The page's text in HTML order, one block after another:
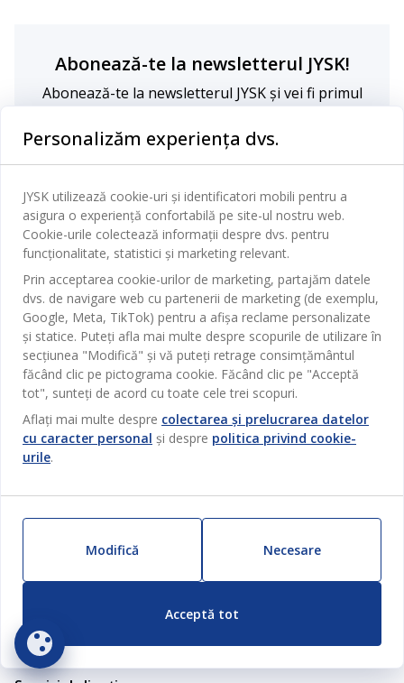
Abonează-te la newsletterul JYSK!
Abonează-te la newsletterul JYSK și vei fi primul
inspiraționale și informații exclusive despre
Mă abonez
Da, vreau să mă abonez la E-mailurile cu newsletterul JYSKși
să fiu la curent cu ofertele, promoțiile, articolele
inspiraționale și știrile despre campaniile curente ale
companiei JYSK Moldova, din toate categoriile de produse.
informațiile personale menționate mai sus pentru a vă
Categorii
Dormitor
Personalizăm experiența dvs.
JYSK utilizează cookie-uri și identificatori mobili pentru a
asigura o experiență confortabilă pe site-ul nostru web.
Cookie-urile colectează informații despre dvs. pentru
funcționalitate, statistici și marketing relevant.
Prin acceptarea cookie-urilor de marketing, partajăm datele
dvs. de navigare web cu partenerii de marketing (de exemplu,
Google, Meta, TikTok) pentru a afișa reclame personalizate
și statice. Puteți afla mai multe despre scopurile de utilizare în
secțiunea "Modifică" și vă puteți retrage consimțământul
făcând clic pe pictograma cookie. Făcând clic pe "Acceptă
tot", sunteți de acord cu toate cele trei scopuri.
Aflați mai multe despre colectarea și prelucrarea datelor
cu caracter personal și despre politica privind cookie-
urile.
Modifică Necesare
Acceptă tot